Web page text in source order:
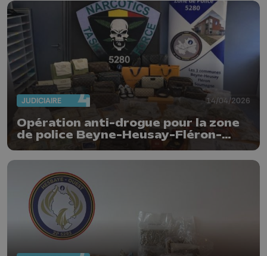
JUDICIAIRE 14/04/2026
Opération anti-drogue pour la zone
de police Beyne-Heusay-Fléron-